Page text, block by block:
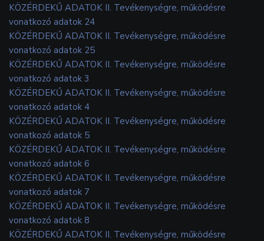
KÖZÉRDEKŰ ADATOK II. Tevékenységre, működésre
vonatkozó adatok 24
KÖZÉRDEKŰ ADATOK II. Tevékenységre, működésre
vonatkozó adatok 25
KÖZÉRDEKŰ ADATOK II. Tevékenységre, működésre
vonatkozó adatok 3
KÖZÉRDEKŰ ADATOK II. Tevékenységre, működésre
vonatkozó adatok 4
KÖZÉRDEKŰ ADATOK II. Tevékenységre, működésre
vonatkozó adatok 5
KÖZÉRDEKŰ ADATOK II. Tevékenységre, működésre
vonatkozó adatok 6
KÖZÉRDEKŰ ADATOK II. Tevékenységre, működésre
vonatkozó adatok 7
KÖZÉRDEKŰ ADATOK II. Tevékenységre, működésre
vonatkozó adatok 8
KÖZÉRDEKŰ ADATOK II. Tevékenységre, működésre